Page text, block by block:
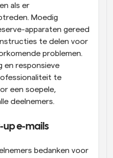
als er
Moedig
apparaten gereed
te delen voor
problemen.
en responsieve
te
een soepele,
deelnemers.
up e-mails
bedanken voor